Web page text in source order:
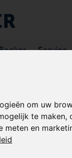
om uw
te maken,
en
Service